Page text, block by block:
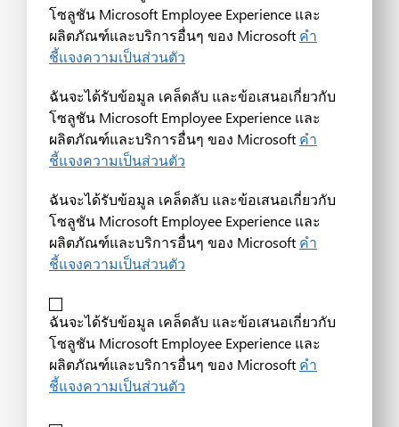
โซลูชัน Microsoft Employee Experience และ
ผลิตภัณฑ์และบริการอื่นๆ ของ Microsoft คำ
ชี้แจงความเป็นส่วนตัว
ฉันจะได้รับข้อมูล เคล็ดลับ และข้อเสนอเกี่ยวกับ
โซลูชัน Microsoft Employee Experience และ
ผลิตภัณฑ์และบริการอื่นๆ ของ Microsoft คำ
ชี้แจงความเป็นส่วนตัว
ฉันจะได้รับข้อมูล เคล็ดลับ และข้อเสนอเกี่ยวกับ
โซลูชัน Microsoft Employee Experience และ
ผลิตภัณฑ์และบริการอื่นๆ ของ Microsoft คำ
ชี้แจงความเป็นส่วนตัว
ฉันจะได้รับข้อมูล เคล็ดลับ และข้อเสนอเกี่ยวกับ
โซลูชัน Microsoft Employee Experience และ
ผลิตภัณฑ์และบริการอื่นๆ ของ Microsoft คำ
ชี้แจงความเป็นส่วนตัว